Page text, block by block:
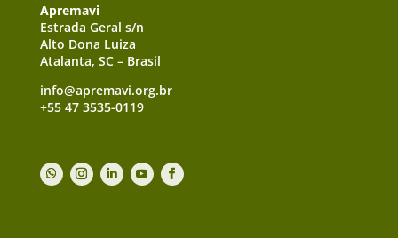
Apremavi
Estrada Geral s/n
Alto Dona Luiza
Atalanta, SC – Brasil
info@apremavi.org.br
+55 47 3535-0119